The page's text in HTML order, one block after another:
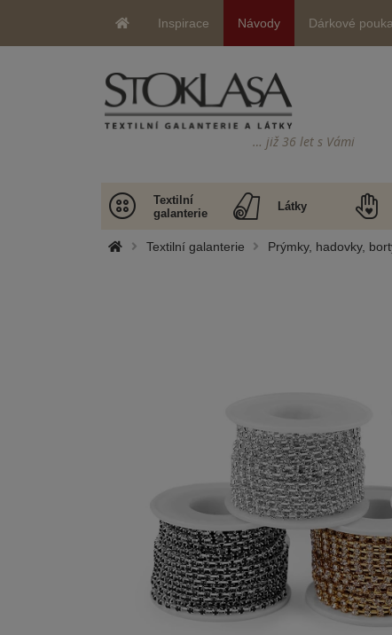
Inspirace Návody Dárkové
… již 36 let s Vámi
Textilní
galanterie
Látky
Textilní galanterie Prýmky, hadovky,